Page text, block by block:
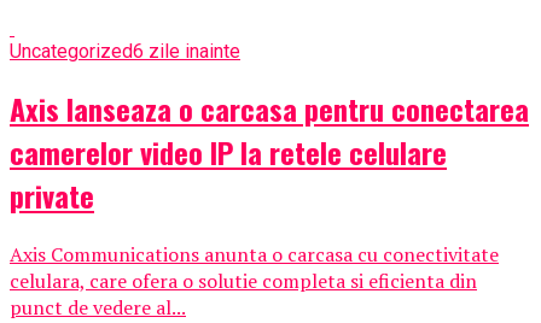
Uncategorized6 zile inainte
Axis lanseaza o carcasa pentru conectarea
camerelor video IP la retele celulare
private
Axis Communications anunta o carcasa cu conectivitate
celulara, care ofera o solutie completa si eficienta din
punct de vedere al...